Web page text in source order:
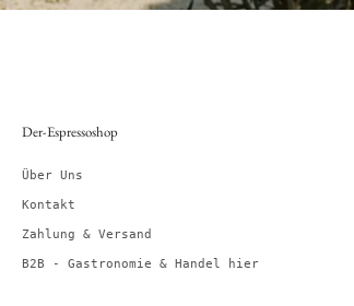
Der-Espressoshop
Über Uns
Kontakt
Zahlung & Versand
B2B - Gastronomie & Handel hier